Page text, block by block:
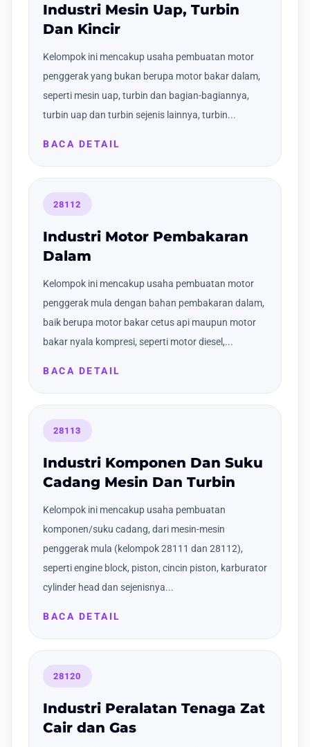
Industri Mesin Uap, Turbin
Dan Kincir
Kelompok ini mencakup usaha pembuatan motor
penggerak yang bukan berupa motor bakar dalam,
seperti mesin uap, turbin dan bagian-bagiannya,
turbin uap dan turbin sejenis lainnya, turbin...
BACA DETAIL
28112
Industri Motor Pembakaran
Dalam
Kelompok ini mencakup usaha pembuatan motor
penggerak mula dengan bahan pembakaran dalam,
baik berupa motor bakar cetus api maupun motor
bakar nyala kompresi, seperti motor diesel,...
BACA DETAIL
28113
Industri Komponen Dan Suku
Cadang Mesin Dan Turbin
Kelompok ini mencakup usaha pembuatan
komponen/suku cadang, dari mesin-mesin
penggerak mula (kelompok 28111 dan 28112),
seperti engine block, piston, cincin piston, karburator
cylinder head dan sejenisnya...
BACA DETAIL
28120
Industri Peralatan Tenaga Zat
Cair dan Gas